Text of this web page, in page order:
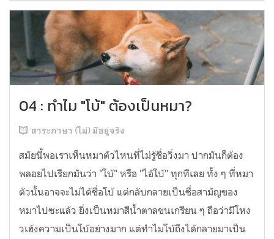
04 : ทำไม "โบ้" ต้องเป็นหมา?
สาระภาษา (ไม่) มีอยู่จริง
สมัยนี้พอเราเห็นหมาตัวไหนที่ไม่รู้ชื่อวิ่งมา ปากมันก็ต้อง
พลอยไปเรียกมันว่า "โบ้" หรือ "ไอ้โบ้" ทุกทีเลย ทั้ง ๆ ที่หมา
ตัวนั้นอาจจะไม่ได้ชื่อโบ้ แต่กลับกลายเป็นชื่อสามัญของ
หมาไปซะแล้ว ยิ่งเป็นหมาสีน้ำตาลขนเกรียน ๆ ถือว่ามีโหง
วเฮ้งความเป็นโบ้อย่างมาก แต่ทำไมโบ้ถึงได้กลายมาเป็น